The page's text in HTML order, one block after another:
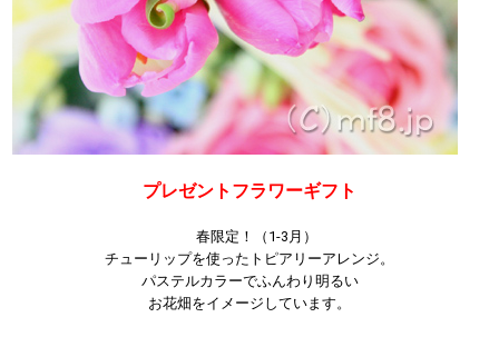
プレゼントフラワーギフト
春限定！（1-3月）
チューリップを使ったトピアリーアレンジ。
パステルカラーでふんわり明るい
お花畑をイメージしています。